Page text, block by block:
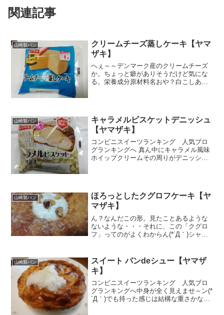
関連記事
山崎製パン
クリームチーズ蒸しケーキ【ヤマ
ザキ】
へぇ～～デンマーク産のクリームチーズ
か。ちょっと癖がありそうだけど気にな
る。栄養成分原材料名おや？白こしあん
山崎製パン
キャラメルビスケットデニッシュ
【ヤマザキ】
コンビニスイーツランキング 人気ブロ
グランキングへ 真ん中にキャラメル風味
ホイップクリームその周りがデニッシュ
山崎製パン
ほろっとしたクグロフケーキ【ヤ
マザキ】
ん？なんだこの形。見たことあるような
ないような・・・それに、この「クグロ
フ」ってのがよくわからん(*´Д｀)シャク
山崎製パン
スイート パンdeシュー【ヤマザ
キ】
コンビニスイーツランキング 人気ブロ
グランキングへ中身が全く見えませ～ン(*
´Д｀)でも持った感じは結構な重さかな～